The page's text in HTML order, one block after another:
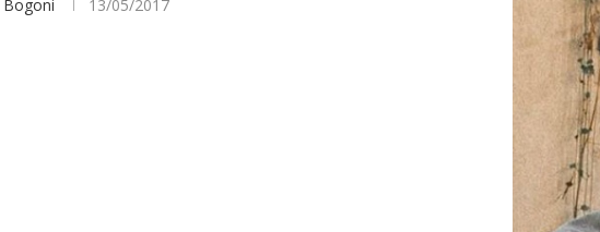
Bogoni 13/05/2017